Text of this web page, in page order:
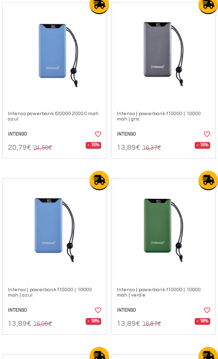
Intenso powerbank f20000 20000 mah
azul
INTENSO
20,79€ 24,50€ - 15%
Intenso | powerbank f10000 | 10000
mah | gris
INTENSO
13,89€ 16,37€ - 15%
Intenso | powerbank f10000 | 10000
mah | azul
INTENSO
13,89€ 16,99€ - 18%
Intenso | powerbank f10000 | 10000
mah | verde
INTENSO
13,89€ 16,87€ - 18%